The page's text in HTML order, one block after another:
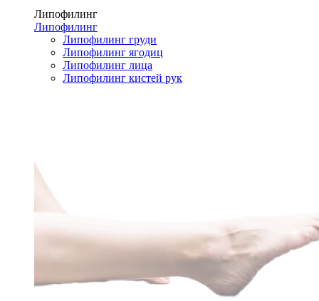
Липофилинг
Липофилинг
Липофилинг груди
Липофилинг ягодиц
Липофилинг лица
Липофилинг кистей рук